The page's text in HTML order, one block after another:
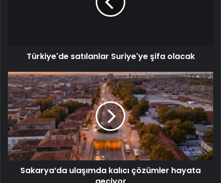
Türkiye'de satılanlar Suriye'ye şifa olacak
Sakarya’da ulaşımda kalıcı çözümler hayata